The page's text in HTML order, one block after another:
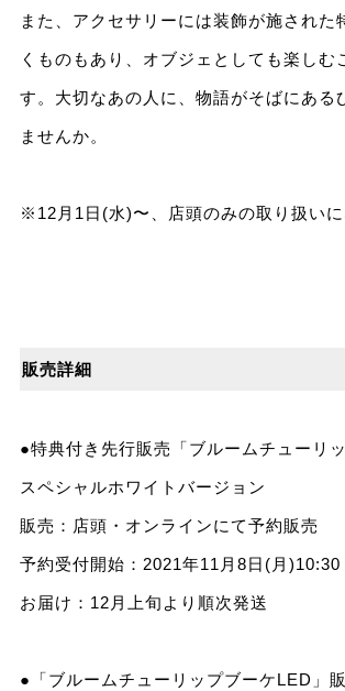
また、アクセサリーには装飾が施された
くものもあり、オブジェとしても楽しむ
す。⼤切なあの⼈に、物語がそばにある
ませんか。
※12⽉1⽇(⽔)〜、店頭のみの取り扱いに
販売詳細
●特典付き先⾏販売「ブルームチューリ
スペシャルホワイトバージョン
販売：店頭・オンラインにて予約販売
予約受付開始：2021年11⽉8⽇(⽉)10:30
お届け：12⽉上旬より順次発送
●「ブルームチューリップブーケLED」